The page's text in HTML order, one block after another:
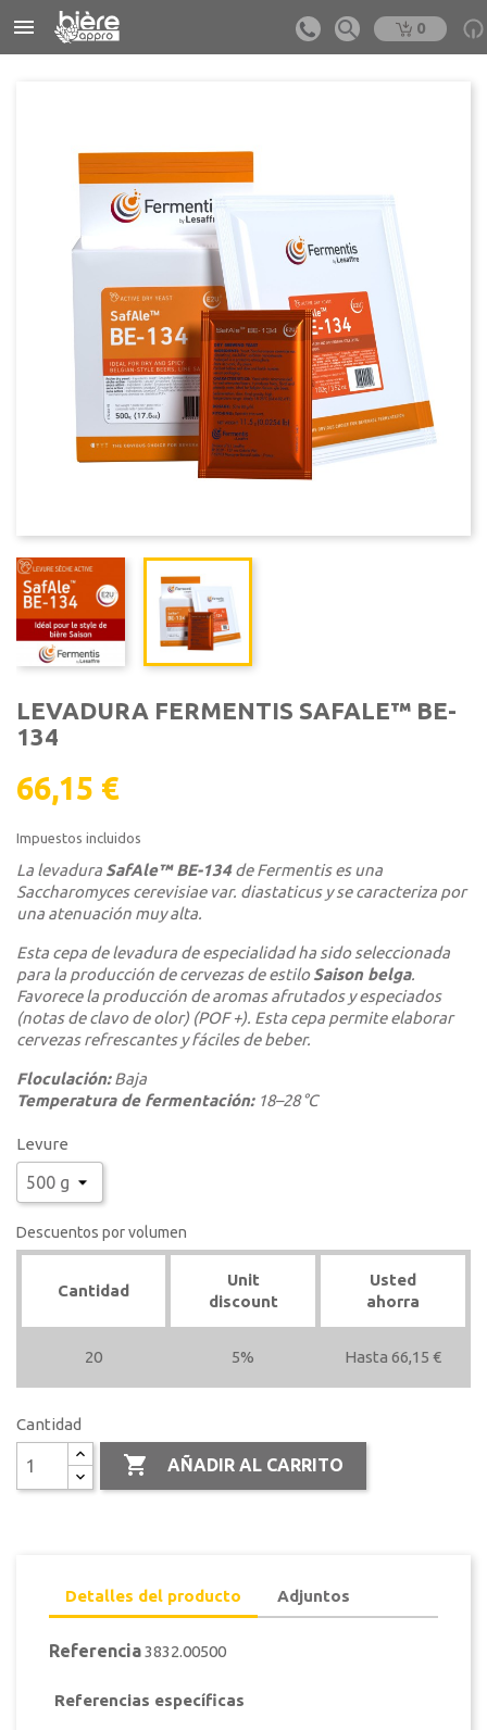
 0

LEVADURA FERMENTIS SAFALE™ BE-
134
66,15 €
Impuestos incluidos
La levadura SafAle™ BE-134de Fermentis es una
Saccharomyces cerevisiaevar. diastaticusy se caracteriza por
una atenuación muy alta.
Esta cepa de levadura de especialidad ha sido seleccionada
para la producción de cervezas de estiloSaison belga.
Favorece la producción de aromas afrutados y especiados
(notas de clavo de olor) (POF +). Esta cepa permite elaborar
cervezas refrescantes y fáciles de beber.
Floculación:Baja
Temperatura de fermentación:18–28 °C
Levure
Descuentos por volumen
Cantidad
Unit
discount
Usted
ahorra
20 5% Hasta 66,15 €
Cantidad
 AÑADIR AL CARRITO
Detalles del producto Adjuntos
Referencia3832.00500
Referencias específicas